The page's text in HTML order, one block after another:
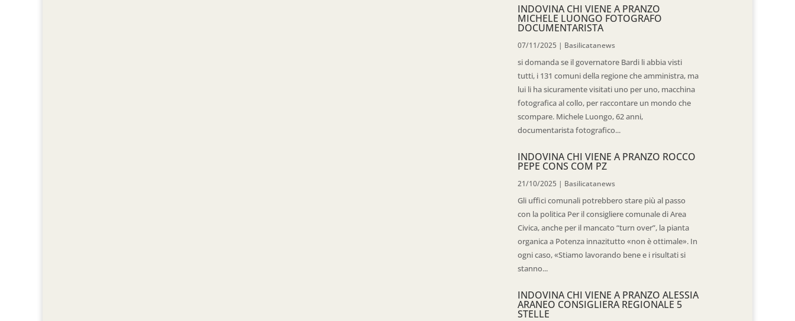
INDOVINA CHI VIENE A PRANZO
MICHELE LUONGO FOTOGRAFO
DOCUMENTARISTA
07/11/2025 | Basilicatanews
si domanda se il governatore Bardi li abbia visti
tutti, i 131 comuni della regione che amministra, ma
lui li ha sicuramente visitati uno per uno, macchina
fotografica al collo, per raccontare un mondo che
scompare. Michele Luongo, 62 anni,
documentarista fotografico...
INDOVINA CHI VIENE A PRANZO ROCCO
PEPE CONS COM PZ
21/10/2025 | Basilicatanews
Gli uffici comunali potrebbero stare più al passo
con la politica Per il consigliere comunale di Area
Civica, anche per il mancato “turn over”, la pianta
organica a Potenza innazitutto «non è ottimale». In
ogni caso, «Stiamo lavorando bene e i risultati si
stanno...
INDOVINA CHI VIENE A PRANZO ALESSIA
ARANEO CONSIGLIERA REGIONALE 5
STELLE